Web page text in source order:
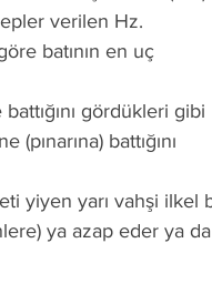
verilen Hz.
batının en uç
battığını
ya azap eder ya da